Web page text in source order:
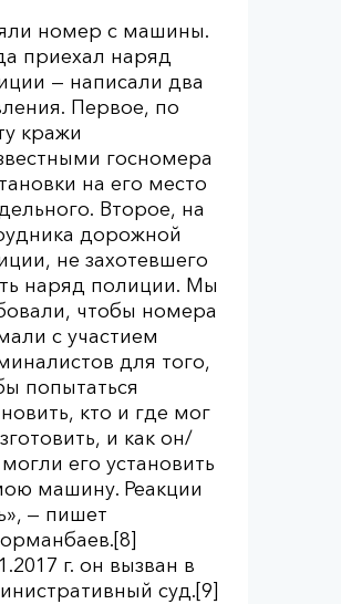
номер с машины.
приехал наряд
— написали два
Первое, по
кражи
госномера
на его место
Второе, на
дорожной
не захотевшего
наряд полиции. Мы
чтобы номера
с участием
для того,
попытаться
кто и где мог
и как он/
его установить
машину. Реакции
— пишет
г. он вызван в
суд.[9]